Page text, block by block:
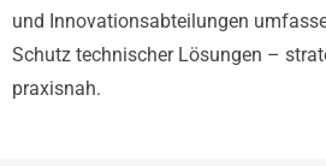
und Innovationsabteilungen
Schutz technischer Lösungen –
praxisnah.